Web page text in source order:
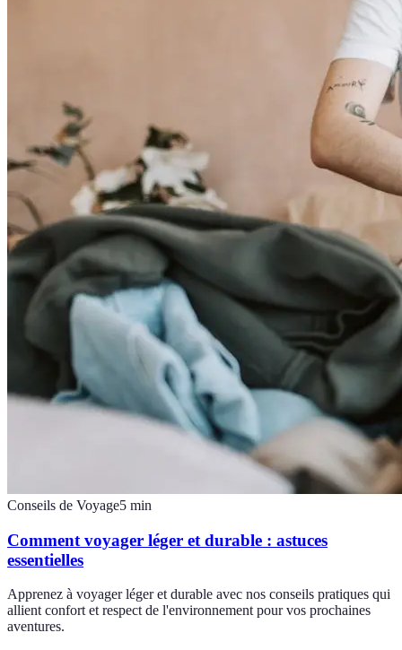
Conseils de Voyage5 min
Comment voyager léger et durable : astuces
essentielles
Apprenez à voyager léger et durable avec nos conseils pratiques qui
allient confort et respect de l'environnement pour vos prochaines
aventures.